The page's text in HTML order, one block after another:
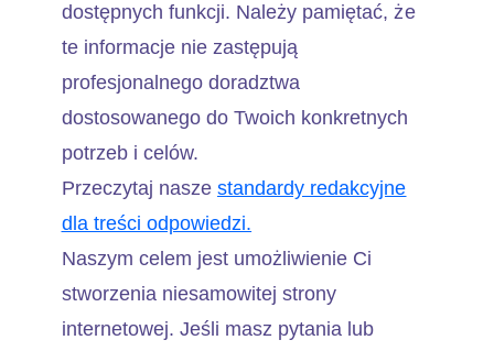
dostępnych funkcji. Należy pamiętać, że
te informacje nie zastępują
profesjonalnego doradztwa
dostosowanego do Twoich konkretnych
potrzeb i celów.
Przeczytaj nasze standardy redakcyjne
dla treści odpowiedzi.
Naszym celem jest umożliwienie Ci
stworzenia niesamowitej strony
internetowej. Jeśli masz pytania lub